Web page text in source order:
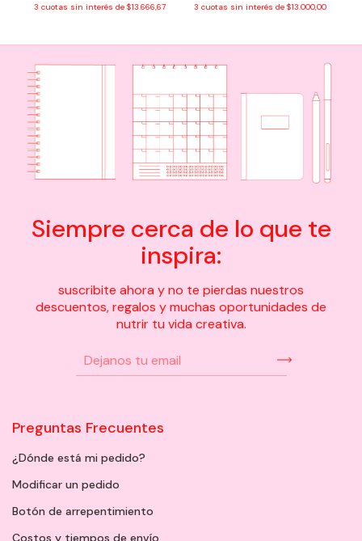
3 cuotas sin interés de $13.666,67 3 cuotas sin interés de $13.000,00
Siempre cerca de lo que te
inspira:
suscribite ahora y no te pierdas nuestros
descuentos, regalos y muchas oportunidades de
nutrir tu vida creativa.
Preguntas Frecuentes
¿Dónde está mi pedido?
Modificar un pedido
Botón de arrepentimiento